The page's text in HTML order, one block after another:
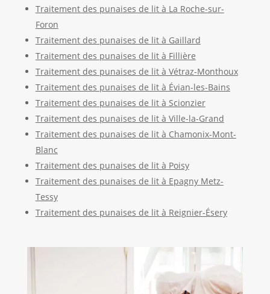
Traitement des punaises de lit à La Roche-sur-
Foron
Traitement des punaises de lit à Gaillard
Traitement des punaises de lit à Fillière
Traitement des punaises de lit à Vétraz-Monthoux
Traitement des punaises de lit à Évian-les-Bains
Traitement des punaises de lit à Scionzier
Traitement des punaises de lit à Ville-la-Grand
Traitement des punaises de lit à Chamonix-Mont-
Blanc
Traitement des punaises de lit à Poisy
Traitement des punaises de lit à Epagny Metz-
Tessy
Traitement des punaises de lit à Reignier-Ésery